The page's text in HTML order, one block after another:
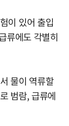
이 있어 출입
류에도 각별히
물이 역류할
범람, 급류에